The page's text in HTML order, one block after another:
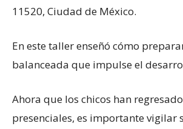
11520, Ciudad de México.
En este taller enseñó cómo
balanceada que impulse el
Ahora que los chicos han
presenciales, es importante vigilar